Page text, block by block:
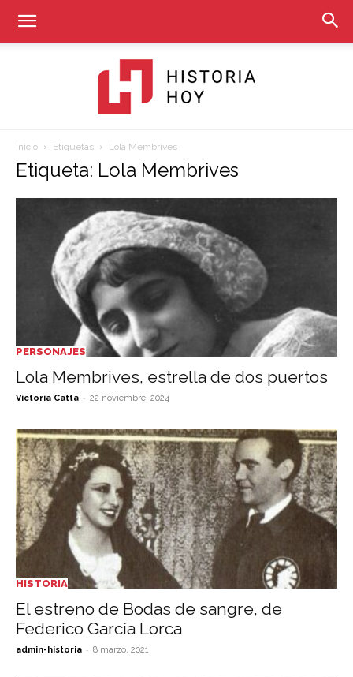
Historia
Hoy
Inicio Etiquetas Lola Membrives
Etiqueta: Lola Membrives
PERSONAJES
Lola Membrives, estrella de dos puertos
Victoria Catta - 22 noviembre, 2024
HISTORIA
El estreno de Bodas de sangre, de
Federico García Lorca
admin-historia - 8 marzo, 2021